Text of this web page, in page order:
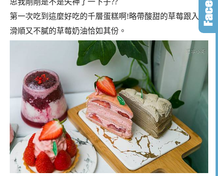
思我剛剛是不是失神了一下子??
第一次吃到這麼好吃的千層蛋糕啊!略帶酸甜的草莓跟入口
滑順又不膩的草莓奶油恰如其份。